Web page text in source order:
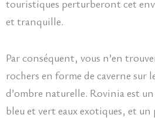
touristiques perturberont cet
et tranquille.
Par conséquent, vous n’en
rochers en forme de caverne sur
d’ombre naturelle. Rovinia est
bleu et vert eaux exotiques, et un